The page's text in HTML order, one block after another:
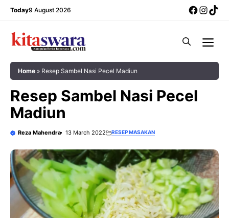
Skip
content
Today9 August 2026
Home » Resep Sambel Nasi Pecel Madiun
Resep Sambel Nasi Pecel
Madiun
Reza Mahendra 13 March 2022 RESEP MASAKAN